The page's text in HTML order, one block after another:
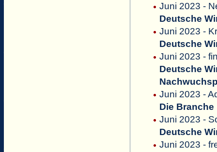
Juni 2023 -
Deutsche
Juni 2023 -
Deutsche
Juni 2023 -
Deutsche
Juni 2023 -
Die
Juni 2023 -
Deutsche
Juni 2023 -